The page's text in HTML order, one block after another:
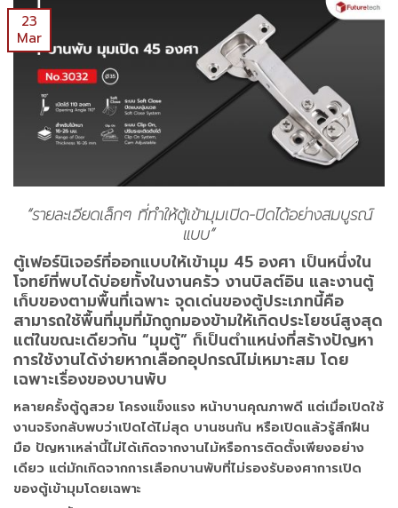
23
Mar
“รายละเอียดเล็กๆ ที่ทำให้ตู้เข้ามุมเปิด-ปิดได้อย่างสมบูรณ์
แบบ”
ตู้เฟอร์นิเจอร์ที่ออกแบบให้เข้ามุม 45 องศา เป็นหนึ่งใน
โจทย์ที่พบได้บ่อยทั้งในงานครัว งานบิลต์อิน และงานตู้
เก็บของตามพื้นที่เฉพาะ จุดเด่นของตู้ประเภทนี้คือ
สามารถใช้พื้นที่มุมที่มักถูกมองข้ามให้เกิดประโยชน์สูงสุด
แต่ในขณะเดียวกัน “มุมตู้” ก็เป็นตำแหน่งที่สร้างปัญหา
การใช้งานได้ง่ายหากเลือกอุปกรณ์ไม่เหมาะสม โดย
เฉพาะเรื่องของบานพับ
หลายครั้งตู้ดูสวย โครงแข็งแรง หน้าบานคุณภาพดี แต่เมื่อเปิดใช้
งานจริงกลับพบว่าเปิดได้ไม่สุด บานชนกัน หรือเปิดแล้วรู้สึกฝืน
มือ ปัญหาเหล่านี้ไม่ได้เกิดจากงานไม้หรือการติดตั้งเพียงอย่าง
เดียว แต่มักเกิดจากการเลือกบานพับที่ไม่รองรับองศาการเปิด
ของตู้เข้ามุมโดยเฉพาะ